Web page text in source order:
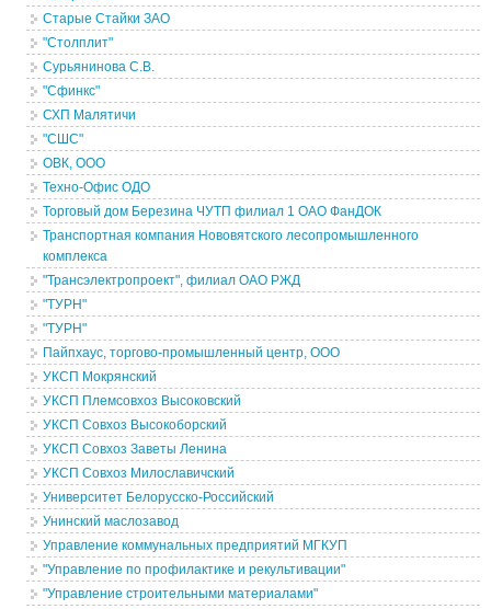
Старые Стайки ЗАО
"Столплит"
Сурьянинова С.В.
"Сфинкс"
СХП Малятичи
"СШС"
ОВК, ООО
Техно-Офис ОДО
Торговый дом Березина ЧУТП филиал 1 ОАО ФанДОК
Транспортная компания Нововятского лесопромышленного
комплекса
"Трансэлектропроект", филиал ОАО РЖД
"ТУРН"
"ТУРН"
Пайпхаус, торгово-промышленный центр, ООО
УКСП Мокрянский
УКСП Племсовхоз Высоковский
УКСП Совхоз Высокоборский
УКСП Совхоз Заветы Ленина
УКСП Совхоз Милославичский
Университет Белорусско-Российский
Унинский маслозавод
Управление коммунальных предприятий МГКУП
"Управление по профилактике и рекультивации"
"Управление строительными материалами"